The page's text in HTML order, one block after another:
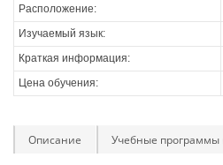
Расположение:
Изучаемый язык:
Краткая информация:
Цена обучения:
Описание Учебные